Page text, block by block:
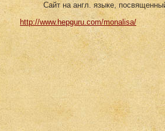
Сайт на англ. языке,
http://www.hepguru.com/monalisa/